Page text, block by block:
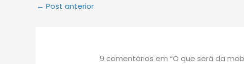
← Post anterior
9 comentários em “O que será da